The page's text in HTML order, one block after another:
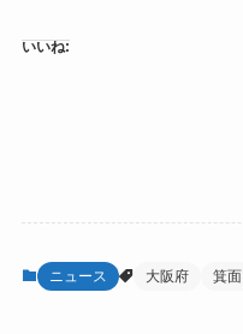
いいね:
ニュース 大阪府 箕面